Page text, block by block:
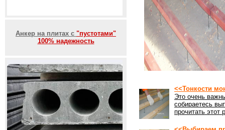
Анкер на плитах с "пустотами"
100% надежность
<<Тонкости
Это очень
собираетесь
прочитать этот